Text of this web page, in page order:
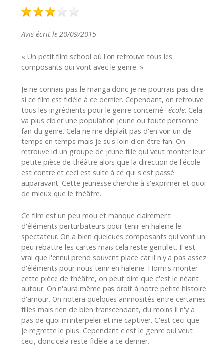
Avis écrit le 20/09/2015
« Un petit film school où l'on retrouve tous les
composants qui vont avec le genre. »
Je ne connais pas le manga donc je ne pourrais pas dire
si ce film est fidèle à ce dernier. Cependant, on retrouve
tous les ingrédients pour le genre concerné : école. Cela
va plus cibler une population jeune ou toute personne
fan du genre. Cela ne me déplaît pas d'en voir un de
temps en temps mais je suis loin d'en être fan. On
retrouve ici un groupe de jeune fille qui veut monter leur
petite pièce de théâtre alors que la direction de l'école
est contre et ceci est suite à ce qui s'est passé
auparavant. Cette jeunesse cherche à s'exprimer et quoi
de mieux que le théâtre.
Ce film est un peu mou et manque clairement
d'éléments perturbateurs pour tenir en haleine le
spectateur. On a bien quelques composants qui vont un
peu rebattre les cartes mais cela reste gentillet. Il est
vrai que l'ennui prend souvent place car il n'y a pas assez
d'éléments pour nous tenir en haleine. Hormis monter
cette pièce de théâtre, on peut dire que c'est le néant
autour. On n'aura même pas droit à notre petite histoire
d'amour. On notera quelques animosités entre certaines
filles mais rien de bien transcendant, du moins il n'y a
pas de quoi m'interpeler et me captiver. C'est ceci que
je regrette le plus. Cependant c'est le genre qui veut
ceci, donc cela reste fidèle à ce dernier.